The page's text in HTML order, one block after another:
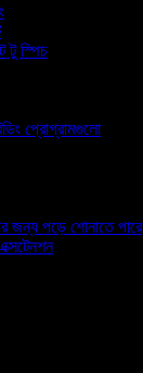
টু স্পিচ
প্রোগ্রামগুলো
পড়ে শোনাতে পারে